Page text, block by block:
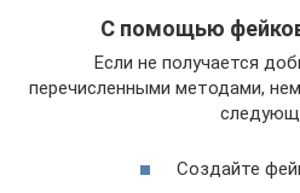
С помощью
Если не получается
перечисленными методами,
Создайте